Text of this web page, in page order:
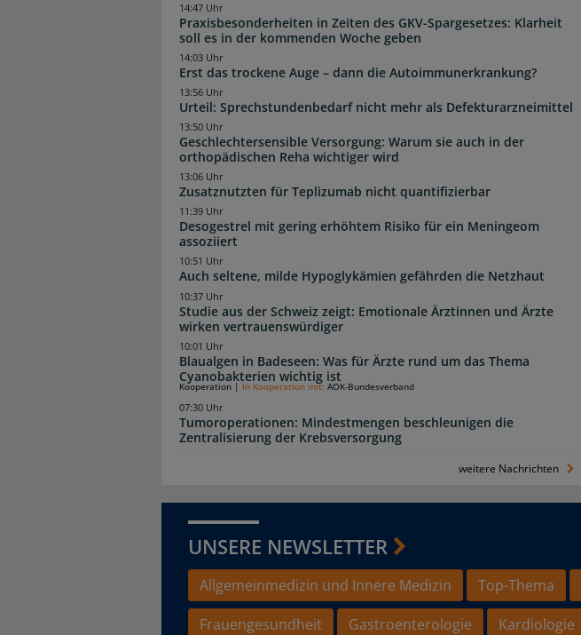
Praxisbesonderheiten in Zeiten des GKV-Spargesetzes: Klarheit
soll es in der kommenden Woche geben
14:47 Uhr
Erst das trockene Auge – dann die Autoimmunerkrankung?
14:03 Uhr
Urteil: Sprechstundenbedarf nicht mehr als Defekturarzneimittel
13:56 Uhr
Geschlechtersensible Versorgung: Warum sie auch in der
orthopädischen Reha wichtiger wird
13:50 Uhr
Zusatznutzten für Teplizumab nicht quantifizierbar
13:06 Uhr
Desogestrel mit gering erhöhtem Risiko für ein Meningeom
assoziiert
11:39 Uhr
Auch seltene, milde Hypoglykämien gefährden die Netzhaut
10:51 Uhr
Studie aus der Schweiz zeigt: Emotionale Ärztinnen und Ärzte
wirken vertrauenswürdiger
10:37 Uhr
Blaualgen in Badeseen: Was für Ärzte rund um das Thema
Cyanobakterien wichtig ist
10:01 Uhr
Tumoroperationen: Mindestmengen beschleunigen die
Zentralisierung der Krebsversorgung
Kooperation | In Kooperation mit: AOK-Bundesverband
07:30 Uhr
weitere Nachrichten
UNSERE NEWSLETTER
Allgemeinmedizin und Innere Medizin Top-Thema
Frauengesundheit
Gastroenterologie Kardiologie